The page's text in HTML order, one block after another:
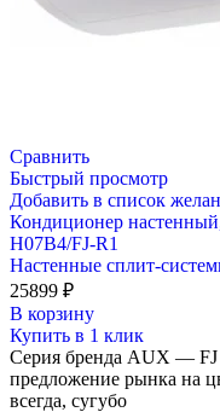
Сравнить
Быстрый просмотр
Добавить в список
Кондиционер
H07B4/FJ-R1
Настенные сплит-
25899 ₽
В корзину
Купить в 1 клик
Серия бренда AUX — FJ
предложение рынка на
всегда, сугубо